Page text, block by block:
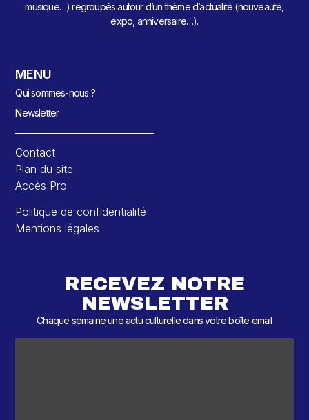
musique…) regroupés autour d’un thème d’actualité (nouveauté,
expo, anniversaire…).
MENU
Qui sommes-nous ?
Newsletter
Contact
Plan du site
Accès Pro
Politique de confidentialité
Mentions légales
RECEVEZ NOTRE
NEWSLETTER
Chaque semaine une actu culturelle dans votre boîte email